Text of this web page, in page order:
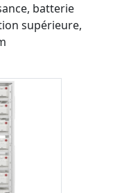
batterie
supérieure,